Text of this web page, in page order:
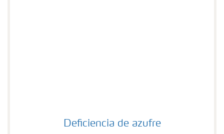
Deficiencia de azufre
Deficiencia de azufre